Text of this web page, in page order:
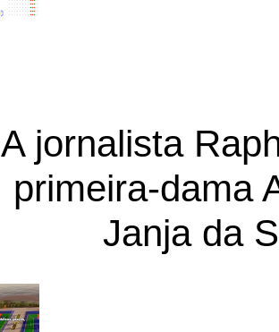
A jornalista
primeira-dama
Janja da